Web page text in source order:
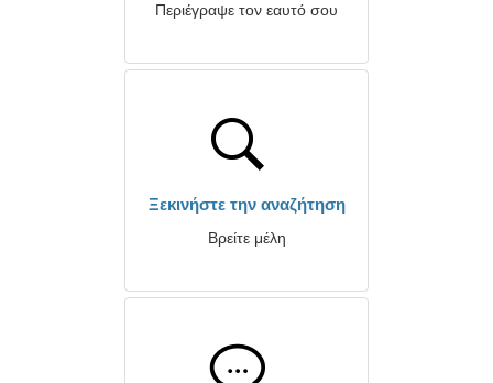
Περιέγραψε τον εαυτό σου
Ξεκινήστε την αναζήτηση
Βρείτε μέλη